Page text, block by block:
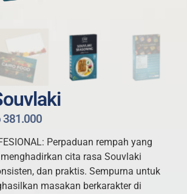
381.000
Perpaduan rempah yang
cita rasa Souvlaki
dan praktis. Sempurna untuk
masakan berkarakter di